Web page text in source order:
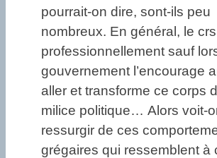
pourrait-on dire, sont-ils peu
nombreux. En général, le
professionnellement sauf
gouvernement l’encourage
aller et transforme ce corps
milice politique… Alors voit-
ressurgir de ces
grégaires qui ressemblent à